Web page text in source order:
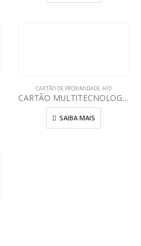
CARTÃO DE PROXIMIDADE, HID
CARTÃO MULTITECNOLOGIA 1451 MIFARE DESFIRE EV1 / HID PROX
SAIBA MAIS